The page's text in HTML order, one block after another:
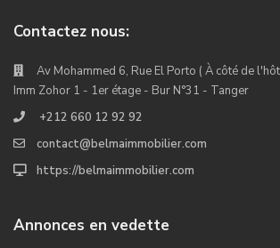
Contactez nous:
Av Mohammed 6, Rue El Porto ( À côté de
Imm Zohor 1 - 1er étage - Bur N°31 - Tanger
+212 660 12 92 92
contact@belmaimmobilier.com
https://belmaimmobilier.com
Annonces en vedette